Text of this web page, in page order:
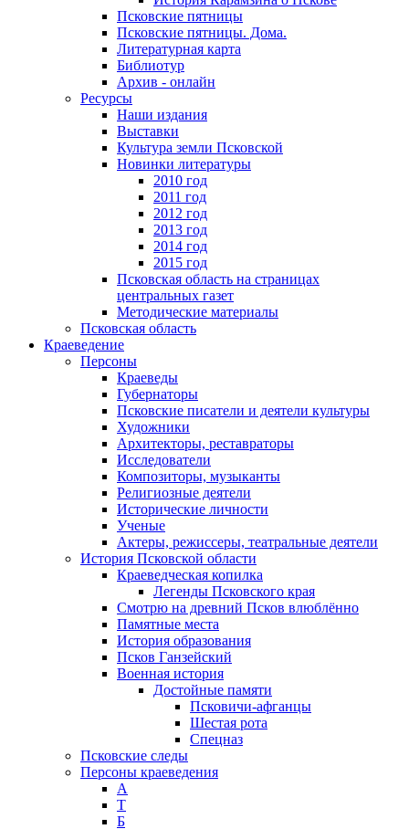
Псковские пятницы
Псковские пятницы. Дома.
Литературная карта
Библиотур
Архив - онлайн
Ресурсы
Наши издания
Выставки
Культура земли Псковской
Новинки литературы
2010 год
2011 год
2012 год
2013 год
2014 год
2015 год
Псковская область на страницах
центральных газет
Методические материалы
Псковская область
Краеведение
Персоны
Краеведы
Губернаторы
Псковские писатели и деятели культуры
Художники
Архитекторы, реставраторы
Исследователи
Композиторы, музыканты
Религиозные деятели
Исторические личности
Ученые
Актеры, режиссеры, театральные деятели
История Псковской области
Краеведческая копилка
Легенды Псковского края
Смотрю на древний Псков влюблённо
Памятные места
История образования
Псков Ганзейский
Военная история
Достойные памяти
Псковичи-афганцы
Шестая рота
Спецназ
Псковские следы
Персоны краеведения
А
T
Б